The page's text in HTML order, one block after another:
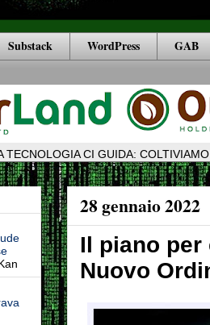
Substack WordPress GAB
TECNOLOGIA CI GUIDA:
28 gennaio 2022
Il piano
Nuovo